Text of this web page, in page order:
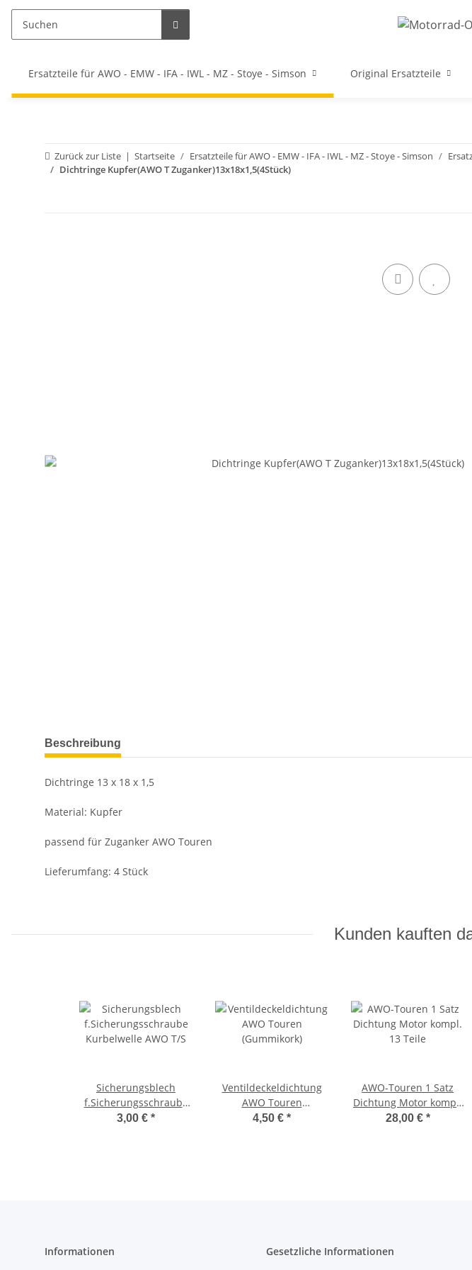
Ersatzteile für AWO - EMW - IFA - IWL - MZ - Stoye - Simson Original Ersatzteile
Zurück zur Liste Startseite Ersatzteile für AWO - EMW - IFA - IWL - MZ - Stoye - Simson
Dichtringe Kupfer(AWO T Zuganker)13x18x1,5(4Stück)
weitere Registerkarten anzeigen
Beschreibung
Dichtringe 13 x 18 x 1,5
Material: Kupfer
passend für Zuganker AWO Touren
Lieferumfang: 4 Stück
Kunden kauften
Sicherungsblech
f.Sicherungsschraube
Kurbelwelle AWO T/S
3,00 € *
Ventildeckeldichtung
AWO Touren
(Gummikork)
4,50 € *
AWO-Touren 1 Satz
Dichtung Motor kompl.
13 Teile
28,00 € *
Informationen Gesetzliche Informationen